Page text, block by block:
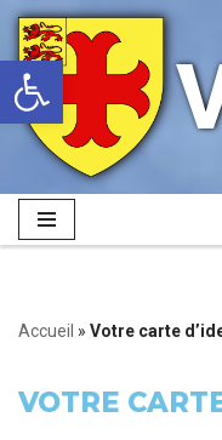
Ouvrir la barre d’outils
Aller
au
contenu
Accueil » Votre carte
VOTRE